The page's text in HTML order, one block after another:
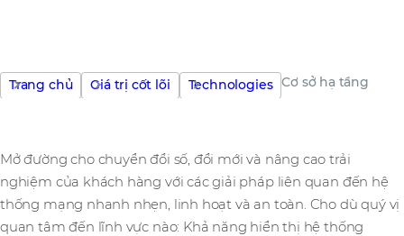
Trang chủ Giá trị cốt lõi Technologies Cơ sở hạ tầng
Mở đường cho chuyển đổi số, đổi mới và nâng cao trải
nghiệm của khách hàng với các giải pháp liên quan đến hệ
thống mạng nhanh nhẹn, linh hoạt và an toàn. Cho dù quý vị
quan tâm đến lĩnh vực nào: Khả năng hiển thị hệ thống